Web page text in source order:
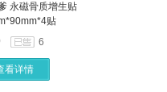
永磁骨质增生贴
贴
6
看详情